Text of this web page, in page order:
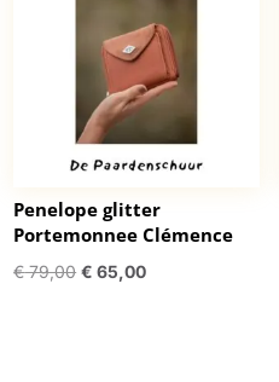
Penelope glitter
Portemonnee Clémence
€79,00 Oorspronkelijke
€ 65,00Huidige